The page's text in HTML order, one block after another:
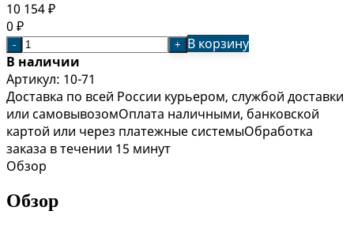
10 154 ₽
0 ₽
- +
В корзину
В наличии
Артикул: 10-71
Доставка по всей России курьером, службой доставки
или самовывозомОплата наличными, банковской
картой или через платежные системыОбработка
заказа в течении 15 минут
Обзор
Обзор